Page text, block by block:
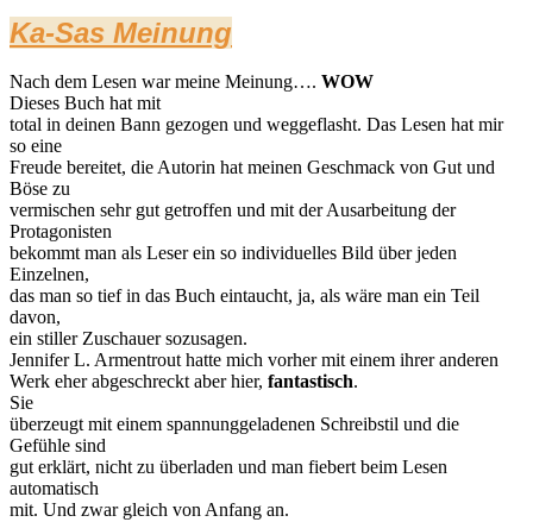
Ka-Sas Meinung
Nach dem Lesen war meine Meinung…. WOW
Dieses Buch hat mit
total in deinen Bann gezogen und weggeflasht. Das Lesen hat mir
so eine
Freude bereitet, die Autorin hat meinen Geschmack von Gut und
Böse zu
vermischen sehr gut getroffen und mit der Ausarbeitung der
Protagonisten
bekommt man als Leser ein so individuelles Bild über jeden
Einzelnen,
das man so tief in das Buch eintaucht, ja, als wäre man ein Teil
davon,
ein stiller Zuschauer sozusagen.
Jennifer L. Armentrout hatte mich vorher mit einem ihrer anderen
Werk eher abgeschreckt aber hier, fantastisch.
Sie
überzeugt mit einem spannunggeladenen Schreibstil und die
Gefühle sind
gut erklärt, nicht zu überladen und man fiebert beim Lesen
automatisch
mit. Und zwar gleich von Anfang an.